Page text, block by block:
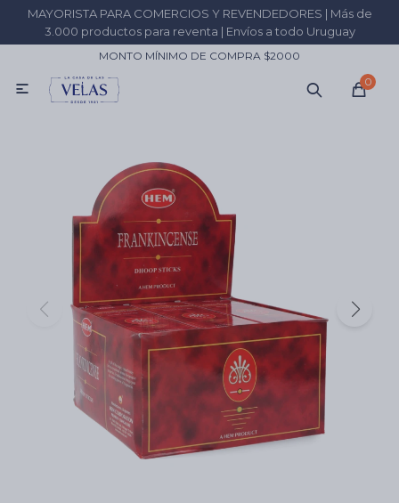
MAYORISTA PARA COMERCIOS Y REVENDEDORES | Más de
3.000 productos para reventa | Envíos a todo Uruguay
0
MONTO MÍNIMO DE COMPRA $2000

MI CUENTA
Catálogo
Aceites
Sahumadores
Cartas de Tarot